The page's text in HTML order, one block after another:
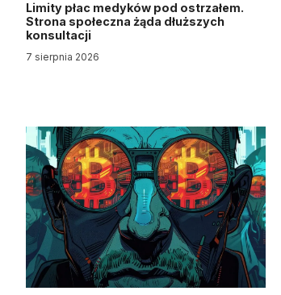
Limity płac medyków pod ostrzałem.
Strona społeczna żąda dłuższych
konsultacji
7 sierpnia 2026